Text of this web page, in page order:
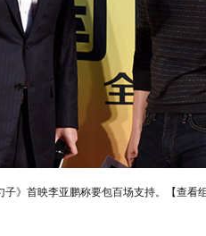
子》首映李亚鹏称要包百场支持。【查看